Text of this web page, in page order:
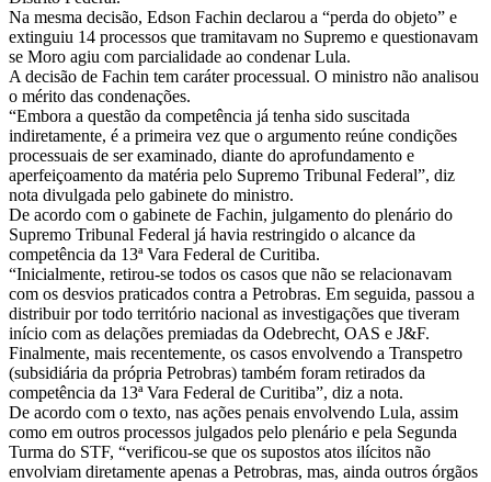
Na mesma decisão, Edson Fachin declarou a “perda do objeto” e
extinguiu 14 processos que tramitavam no Supremo e questionavam
se Moro agiu com parcialidade ao condenar Lula.
A decisão de Fachin tem caráter processual. O ministro não analisou
o mérito das condenações.
“Embora a questão da competência já tenha sido suscitada
indiretamente, é a primeira vez que o argumento reúne condições
processuais de ser examinado, diante do aprofundamento e
aperfeiçoamento da matéria pelo Supremo Tribunal Federal”, diz
nota divulgada pelo gabinete do ministro.
De acordo com o gabinete de Fachin, julgamento do plenário do
Supremo Tribunal Federal já havia restringido o alcance da
competência da 13ª Vara Federal de Curitiba.
“Inicialmente, retirou-se todos os casos que não se relacionavam
com os desvios praticados contra a Petrobras. Em seguida, passou a
distribuir por todo território nacional as investigações que tiveram
início com as delações premiadas da Odebrecht, OAS e J&F.
Finalmente, mais recentemente, os casos envolvendo a Transpetro
(subsidiária da própria Petrobras) também foram retirados da
competência da 13ª Vara Federal de Curitiba”, diz a nota.
De acordo com o texto, nas ações penais envolvendo Lula, assim
como em outros processos julgados pelo plenário e pela Segunda
Turma do STF, “verificou-se que os supostos atos ilícitos não
envolviam diretamente apenas a Petrobras, mas, ainda outros órgãos